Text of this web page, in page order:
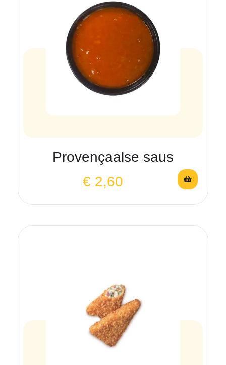
Provençaalse saus
€ 2,60